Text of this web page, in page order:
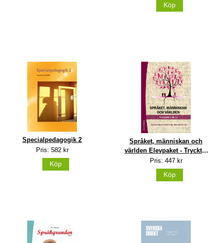
Köp
Specialpedagogik 2
Pris: 582 kr
Köp
Språket, människan och
världen Elevpaket - Tryckt +
Digital elevlicens 36 mån -
Människans språk 1-2
Pris: 447 kr
Köp